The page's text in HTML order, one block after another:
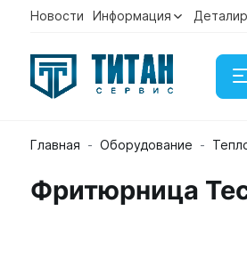
Новости Информация
Главная Оборудование
Фритюрница